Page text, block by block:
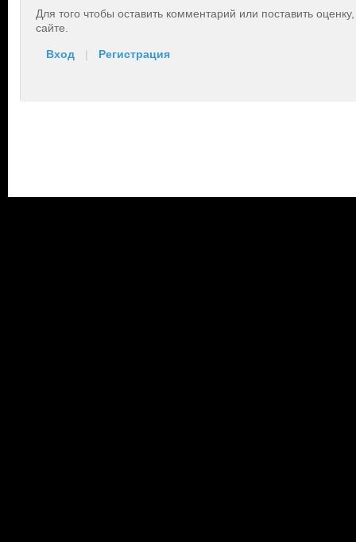
Для того чтобы оставить комментарий или поставить
сайте.
Вход | Регистрация